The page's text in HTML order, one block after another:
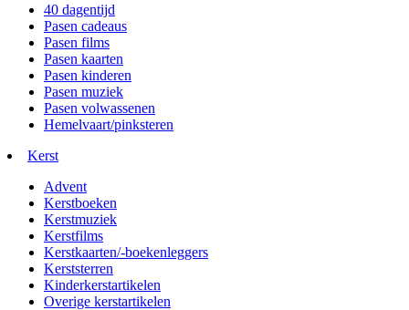
40 dagentijd
Pasen cadeaus
Pasen films
Pasen kaarten
Pasen kinderen
Pasen muziek
Pasen volwassenen
Hemelvaart/pinksteren
Kerst
Advent
Kerstboeken
Kerstmuziek
Kerstfilms
Kerstkaarten/-boekenleggers
Kerststerren
Kinderkerstartikelen
Overige kerstartikelen